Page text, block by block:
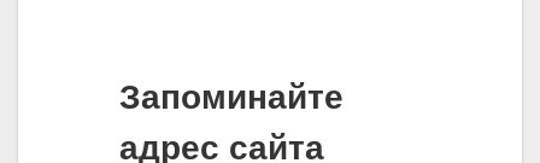
Запоминайте
адрес сайта